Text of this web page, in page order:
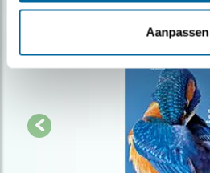
Aanpassen